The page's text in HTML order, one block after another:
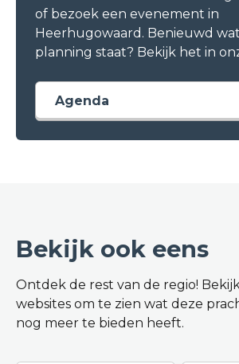
of bezoek een evenement in
Heerhugowaard. Benieuwd
planning staat? Bekijk het in
Agenda
Bekijk ook eens
Ontdek de rest van de regio!
websites om te zien wat deze
nog meer te bieden heeft.